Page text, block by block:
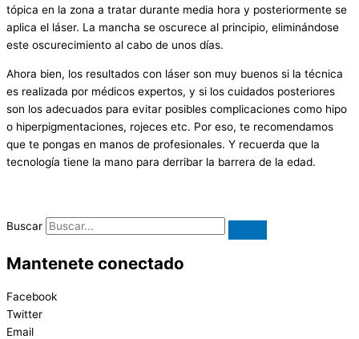
tópica en la zona a tratar durante media hora y posteriormente se
aplica el láser. La mancha se oscurece al principio, eliminándose
este oscurecimiento al cabo de unos días.
Ahora bien, los resultados con láser son muy buenos si la técnica
es realizada por médicos expertos, y si los cuidados posteriores
son los adecuados para evitar posibles complicaciones como hipo
o hiperpigmentaciones, rojeces etc. Por eso, te recomendamos
que te pongas en manos de profesionales. Y recuerda que la
tecnología tiene la mano para derribar la barrera de la edad.
Buscar
Mantenete conectado
Facebook
Twitter
Email